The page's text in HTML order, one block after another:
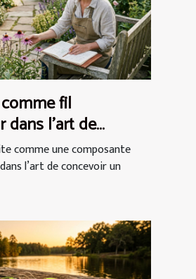
fil
dans l’art de
jardin
comme une composante
l’art de concevoir un